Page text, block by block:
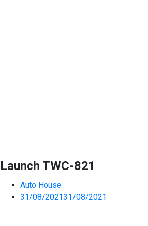
Launch TWC-821
Auto House
31/08/202131/08/2021